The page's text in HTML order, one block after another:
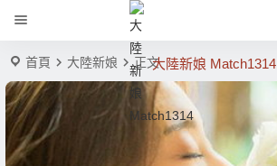
大陸新娘 Match1314
首頁 大陸新娘 正文